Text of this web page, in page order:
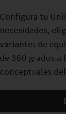
Configura tu
necesidades,
variantes de
de 360 grados a
conceptuales